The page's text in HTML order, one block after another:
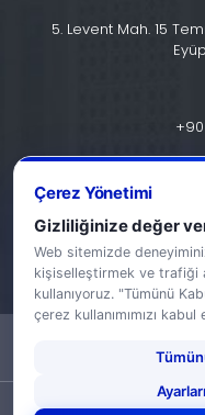
5. Levent Mah. 15
KVKK
Çerez Yönetimi
Gizliliğinize değer
Web sitemizde
kişiselleştirmek ve trafiği
kullanıyoruz. "Tümünü
çerez kullanımımızı